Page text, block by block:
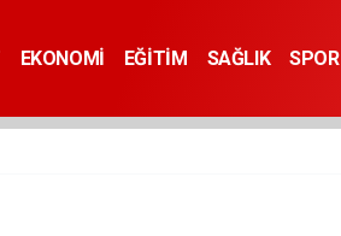
EKONOMİ EĞİTİM SAĞLIK SPOR